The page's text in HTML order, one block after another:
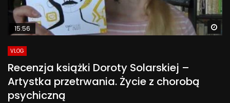
15:56
VLOG
Recenzja książki Doroty Solarskiej –
Artystka przetrwania. Życie z chorobą
psychiczną